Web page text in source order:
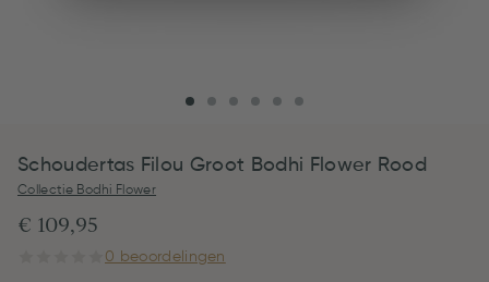
Schoudertas Filou Groot Bodhi Flower Rood
Collectie Bodhi Flower
€ 109,95
0 beoordelingen